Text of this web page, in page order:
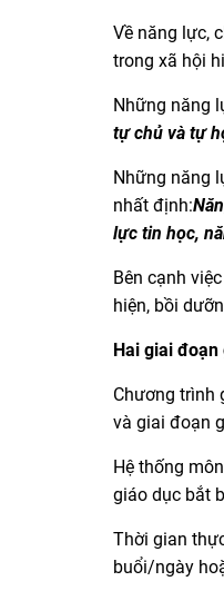
Về năng lực,
trong xã hội
Những năng
tự chủ và tự
Những năng
nhất định:
lực tin học,
Bên cạnh
hiện, bồi
Hai giai đoạn
Chương trình
và giai đoạn
Hệ thống
giáo dục bắt
Thời gian
buổi/ngày